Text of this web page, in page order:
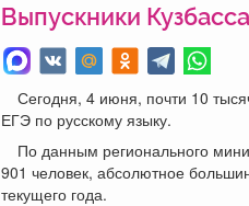
Выпускники
Сегодня, 4 июня, почти 10
ЕГЭ по русскому языку.
По данным регионального
901 человек, абсолютное
текущего года.